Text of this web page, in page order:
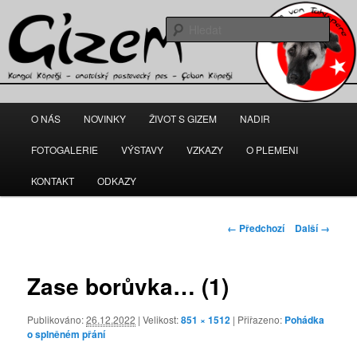
kangal-gizem.cz
navigační
Přejít
k
hlavnímu
O NÁS NOVINKY ŽIVOT S GIZEM NADIR
FOTOGALERIE VÝSTAVY VZKAZY O PLEMENI
KONTAKT ODKAZY
Navigace
← Předchozí Další →
Zase borůvka… (1)
Publikováno:26.12.2022 | Velikost:851 × 1512 | Přiřazeno: Pohádka
o splněném přání